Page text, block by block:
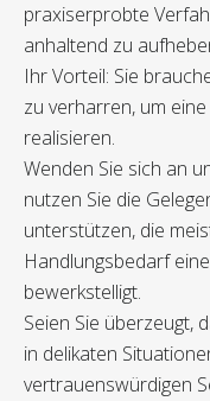
praxiserprobte
anhaltend zu
Ihr Vorteil: Sie
zu verharren, um
realisieren.
Wenden Sie sich an
nutzen Sie die
unterstützen, die
Handlungsbedarf
bewerkstelligt.
Seien Sie überzeugt,
in delikaten
vertrauenswürdigen